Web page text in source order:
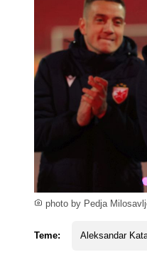
photo by Pedja
Teme: Aleksandar